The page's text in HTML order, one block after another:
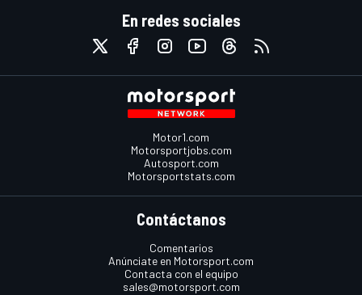
En redes sociales
Motor1.com
Motorsportjobs.com
Autosport.com
Motorsportstats.com
Contáctanos
Comentarios
Anúnciate en Motorsport.com
Contacta con el equipo
sales@motorsport.com